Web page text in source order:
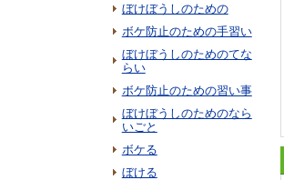
ぼけぼうしのための
ボケ防止のための手習い
ぼけぼうしのためのてな
らい
ボケ防止のための習い事
ぼけぼうしのためのなら
いごと
ボケる
ぼける